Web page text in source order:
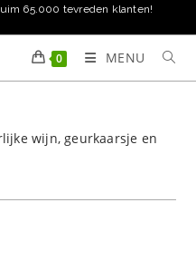
65.000 tevreden klanten!
0 MENU